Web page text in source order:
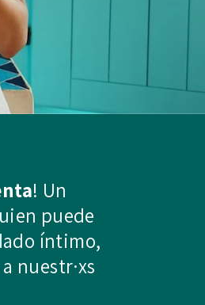
! Un
puede
íntimo,
nuestr·xs